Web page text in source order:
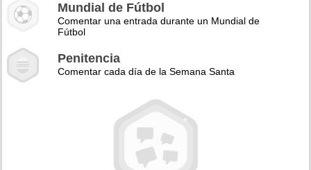
Mundial de Fútbol
Comentar una entrada durante un Mundial de
Fútbol
Penitencia
Comentar cada día de la Semana Santa